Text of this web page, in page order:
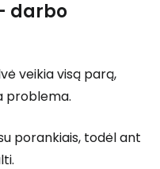
darbo
veikia visą parą,
problema.
porankiais, todėl ant